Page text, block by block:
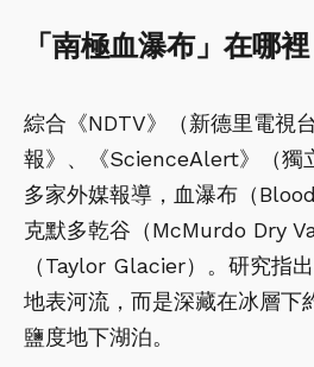
「南極血瀑布」在哪裡
綜合《NDTV》（新德里電視
報》、《ScienceAlert》（獨
多家外媒報導，血瀑布（
克默多乾谷（McMurdo Dry
（Taylor Glacier）。研究指
地表河流，而是深藏在冰層下
鹽度地下湖泊。